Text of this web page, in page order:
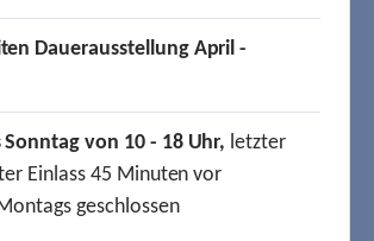
Dauerausstellung April -
Sonntag von 10 - 18 Uhr, letzter
Einlass 45 Minuten vor
geschlossen